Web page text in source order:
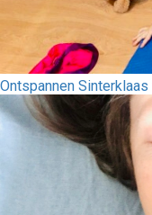
Ontspannen